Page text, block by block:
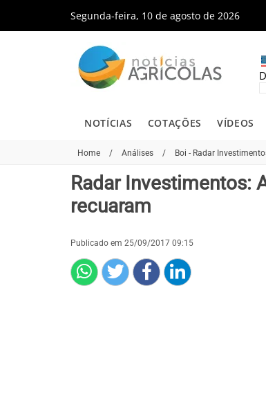
Segunda-feira, 10 de agosto de 2026
NOTÍCIAS COTAÇÕES VÍDEOS
Home / Análises / Boi - Radar
Radar Investimentos:
recuaram
Publicado em 25/09/2017 09:15